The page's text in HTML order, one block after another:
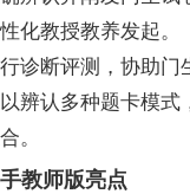
化教授教养发起。
诊断评测，协助门
辨认多种题卡模式
。
教师版亮点